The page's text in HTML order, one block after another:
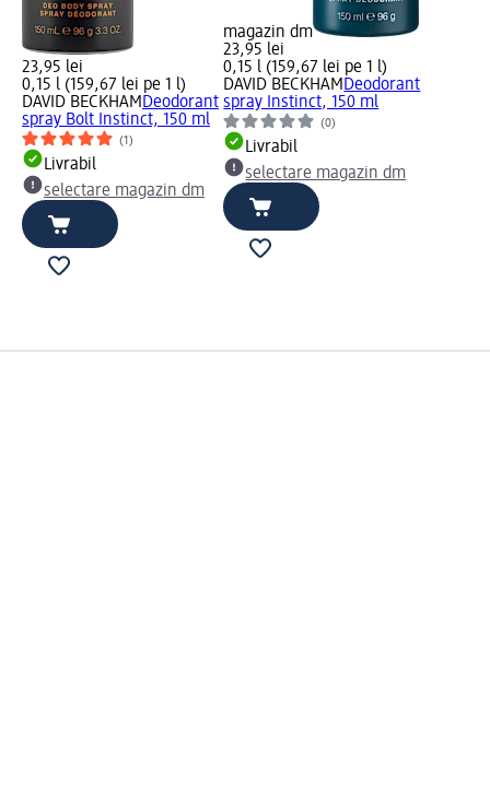
23,95 lei
0,15 l (159,67 lei pe 1 l)
DAVID BECKHAMDeodorant
spray Bolt Instinct, 150 ml
(1)
Livrabil
selectare magazin dm
magazin dm
23,95 lei
0,15 l (159,67 lei pe 1 l)
DAVID BECKHAMDeodorant
spray Instinct, 150 ml
(0)
Livrabil
selectare magazin dm